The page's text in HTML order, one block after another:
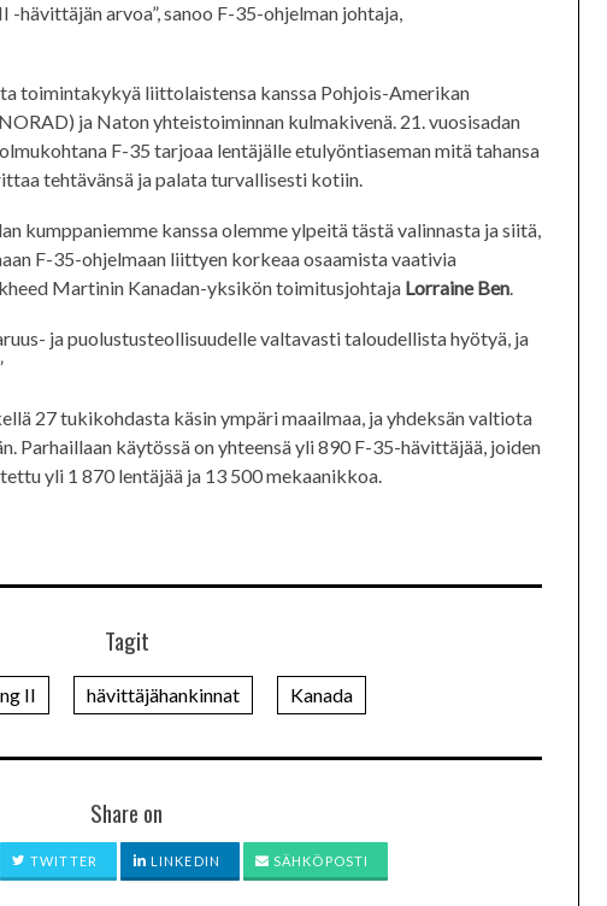
hävittäjän arvoa”, sanoo F-35-ohjelman johtaja,
toimintakykyä liittolaistensa kanssa Pohjois-Amerikan
ja Naton yhteistoiminnan kulmakivenä. 21. vuosisadan
F-35 tarjoaa lentäjälle etulyöntiaseman mitä tahansa
tehtävänsä ja palata turvallisesti kotiin.
kumppaniemme kanssa olemme ylpeitä tästä valinnasta ja siitä,
F-35-ohjelmaan liittyen korkeaa osaamista vaativia
Martinin Kanadan-yksikön toimitusjohtaja Lorraine Ben.
ja puolustusteollisuudelle valtavasti taloudellista hyötyä, ja
27 tukikohdasta käsin ympäri maailmaa, ja yhdeksän valtiota
Parhaillaan käytössä on yhteensä yli 890 F-35-hävittäjää, joiden
yli 1 870 lentäjää ja 13 500 mekaanikkoa.
Tagit
II hävittäjähankinnat Kanada
Share on
TWITTER LINKEDIN SÄHKÖPOSTI